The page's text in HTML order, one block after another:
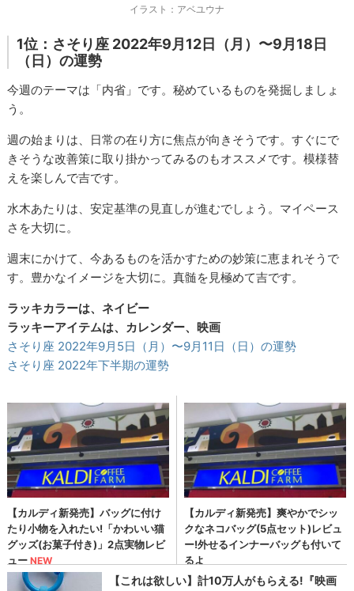
イラスト：アベユウナ
1位：さそり座 2022年9月12日（月）〜9月18日
（日）の運勢
今週のテーマは「内省」です。秘めているものを発掘しましょ
う。
週の始まりは、日常の在り方に焦点が向きそうです。すぐにで
きそうな改善策に取り掛かってみるのもオススメです。模様替
えを楽しんで吉です。
水木あたりは、安定基準の見直しが進むでしょう。マイペース
さを大切に。
週末にかけて、今あるものを活かすための妙策に恵まれそうで
す。豊かなイメージを大切に。真髄を見極めて吉です。
ラッキカラーは、ネイビー
ラッキーアイテムは、カレンダー、映画
さそり座 2022年9月5日（月）〜9月11日（日）の運勢
さそり座 2022年下半期の運勢